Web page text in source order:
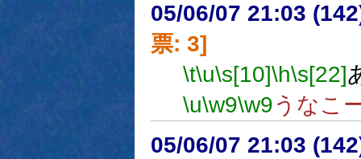
05/06/07 21:03
票: 3]
\t\u\s[10]\h\s[22]
\u\w9\w9うなこ
05/06/07 21:03